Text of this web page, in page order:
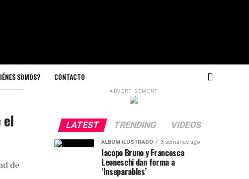
SOMOS? CONTACTO
el
de
ADVERTISEMENT
LATEST TRENDING VIDEOS
ÁLBUM ILUSTRADO 3 semanas ago
Iacopo Bruno y Francesca
Leoneschi dan forma a
‘Inseparables’